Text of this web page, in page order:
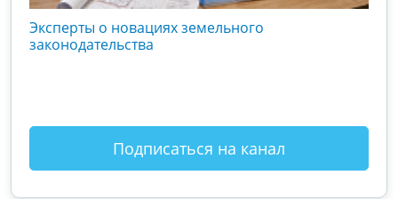
Эксперты о новациях земельного
законодательства
Подписаться на канал